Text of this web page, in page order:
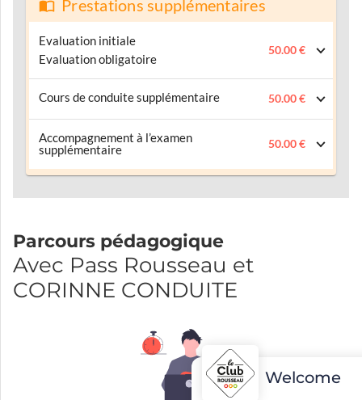
Prestations supplémentaires
Evaluation initiale
Evaluation obligatoire
50.00 €
Cours de conduite supplémentaire 50.00 €
Accompagnement à l’examen
supplémentaire
50.00 €
Parcours pédagogique
Avec Pass Rousseau et
CORINNE CONDUITE
Welcome